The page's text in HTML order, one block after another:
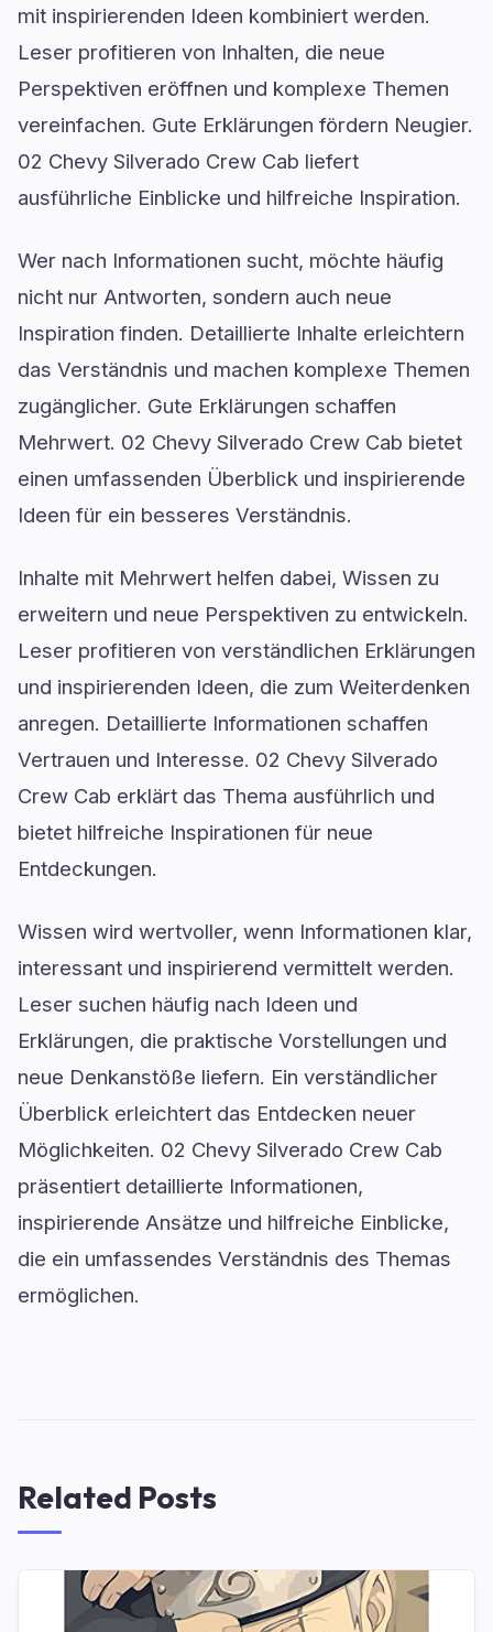
mit inspirierenden Ideen kombiniert werden.
Leser profitieren von Inhalten, die neue
Perspektiven eröffnen und komplexe Themen
vereinfachen. Gute Erklärungen fördern Neugier.
02 Chevy Silverado Crew Cab liefert
ausführliche Einblicke und hilfreiche Inspiration.
Wer nach Informationen sucht, möchte häufig
nicht nur Antworten, sondern auch neue
Inspiration finden. Detaillierte Inhalte erleichtern
das Verständnis und machen komplexe Themen
zugänglicher. Gute Erklärungen schaffen
Mehrwert. 02 Chevy Silverado Crew Cab bietet
einen umfassenden Überblick und inspirierende
Ideen für ein besseres Verständnis.
Inhalte mit Mehrwert helfen dabei, Wissen zu
erweitern und neue Perspektiven zu entwickeln.
Leser profitieren von verständlichen Erklärungen
und inspirierenden Ideen, die zum Weiterdenken
anregen. Detaillierte Informationen schaffen
Vertrauen und Interesse. 02 Chevy Silverado
Crew Cab erklärt das Thema ausführlich und
bietet hilfreiche Inspirationen für neue
Entdeckungen.
Wissen wird wertvoller, wenn Informationen klar,
interessant und inspirierend vermittelt werden.
Leser suchen häufig nach Ideen und
Erklärungen, die praktische Vorstellungen und
neue Denkanstöße liefern. Ein verständlicher
Überblick erleichtert das Entdecken neuer
Möglichkeiten. 02 Chevy Silverado Crew Cab
präsentiert detaillierte Informationen,
inspirierende Ansätze und hilfreiche Einblicke,
die ein umfassendes Verständnis des Themas
ermöglichen.
Related Posts